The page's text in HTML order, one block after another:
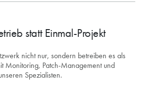
statt Einmal-Projekt
nicht nur, sondern betreiben es als
Monitoring, Patch-Management und
Spezialisten.